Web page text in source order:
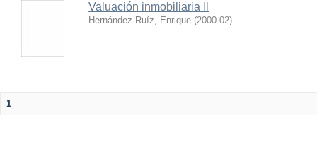
Valuación inmobiliaria ll
Hernández Ruíz, Enrique (2000-02)
1